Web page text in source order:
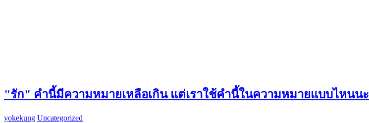
"รัก" คำนี้มีความหมายเหลือเกิน แต่เราใช้คำนี้ในความหมายแบบไหนนะ
yokekung Uncategorized